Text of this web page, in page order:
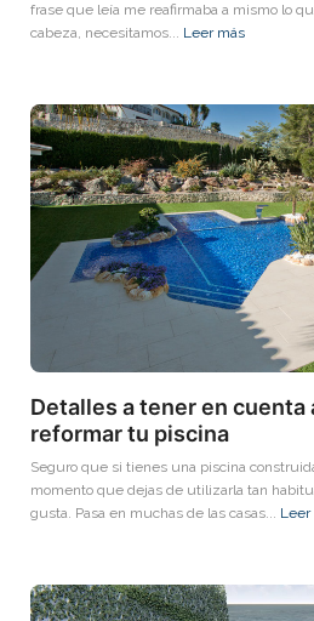
frase que leía me reafirmaba a mismo lo
cabeza, necesitamos... Leer más
Detalles a tener en cuenta
reformar tu piscina
Seguro que si tienes una piscina
momento que dejas de utilizarla tan
gusta. Pasa en muchas de las casas... Leer